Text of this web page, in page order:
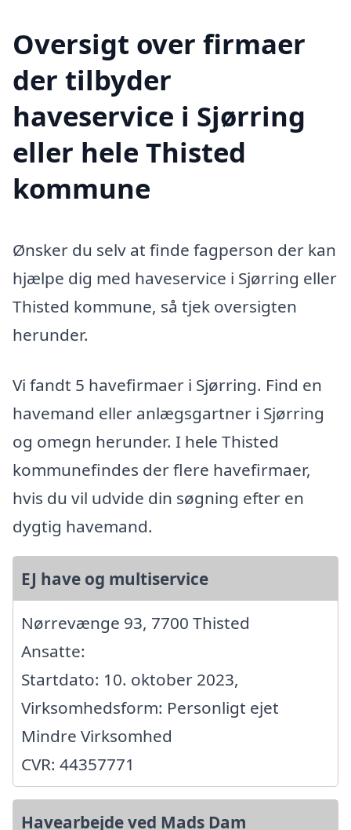
Oversigt over firmaer
der tilbyder
haveservice i Sjørring
eller hele Thisted
kommune
Ønsker du selv at finde fagperson der kan
hjælpe dig med haveservice i Sjørring eller
Thisted kommune, så tjek oversigten
herunder.
Vi fandt 5 havefirmaer i Sjørring. Find en
havemand eller anlægsgartner i Sjørring
og omegn herunder. I hele Thisted
kommunefindes der flere havefirmaer,
hvis du vil udvide din søgning efter en
dygtig havemand.
EJ have og multiservice
Nørrevænge 93, 7700 Thisted
Ansatte:
Startdato: 10. oktober 2023,
Virksomhedsform: Personligt ejet
Mindre Virksomhed
CVR: 44357771
Havearbejde ved Mads Dam